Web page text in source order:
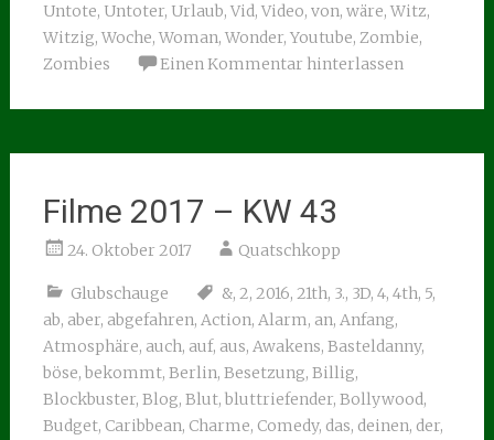
Untote, Untoter, Urlaub, Vid, Video, von, wäre, Witz,
Witzig, Woche, Woman, Wonder, Youtube, Zombie,
Zombies
Einen Kommentar hinterlassen
Filme 2017 – KW 43
24. Oktober 2017 Quatschkopp
Glubschauge &, 2, 2016, 21th, 3., 3D, 4, 4th, 5,
ab, aber, abgefahren, Action, Alarm, an, Anfang,
Atmosphäre, auch, auf, aus, Awakens, Basteldanny,
böse, bekommt, Berlin, Besetzung, Billig,
Blockbuster, Blog, Blut, bluttriefender, Bollywood,
Budget, Caribbean, Charme, Comedy, das, deinen, der,